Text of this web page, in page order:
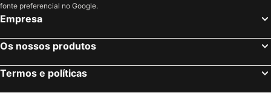
fonte preferencial no Google.
Empresa
Os nossos produtos
Termos e políticas